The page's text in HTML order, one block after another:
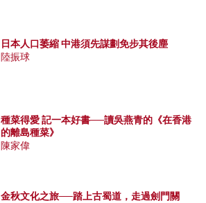
日本人口萎縮 中港須先謀劃免步其後塵
陸振球
種菜得愛 記一本好書──讀吳燕青的《在香港
的離島種菜》
陳家偉
金秋文化之旅──踏上古蜀道，走過劍門關